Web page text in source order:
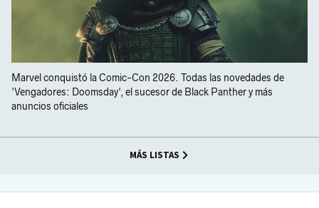
Marvel conquistó la Comic-Con 2026. Todas las novedades de
'Vengadores: Doomsday', el sucesor de Black Panther y más
anuncios oficiales
MÁS LISTAS